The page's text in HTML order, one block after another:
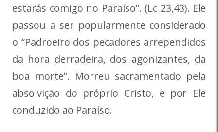
estarás comigo no Paraíso”. (Lc 23,43). Ele
passou a ser popularmente considerado
o “Padroeiro dos pecadores arrependidos
da hora derradeira, dos agonizantes, da
boa morte”. Morreu sacramentado pela
absolvição do próprio Cristo, e por Ele
conduzido ao Paraíso.